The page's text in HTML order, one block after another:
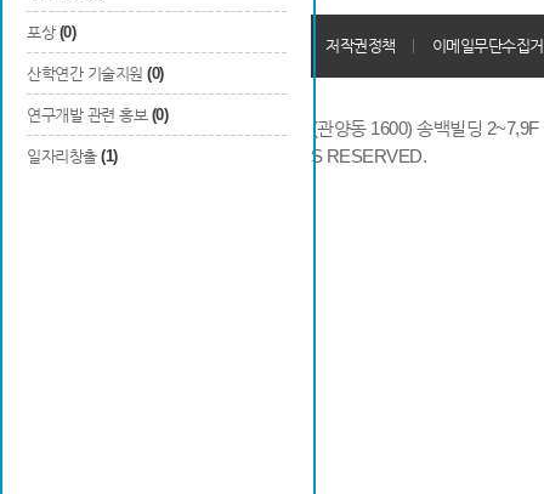
포상 (0)
산학연간 기술지원 (0)
연구개발 관련 홍보 (0)
일자리창출 (1)
개인정보처리방침 저작권정책 이메일무단수집
14066 경기도 안양시 동안구 시민대로 286 (관양동 1600) 송백빌딩
COPYRIGHTS © 2014 KAIA, ALL RIGHTS RESERVED.